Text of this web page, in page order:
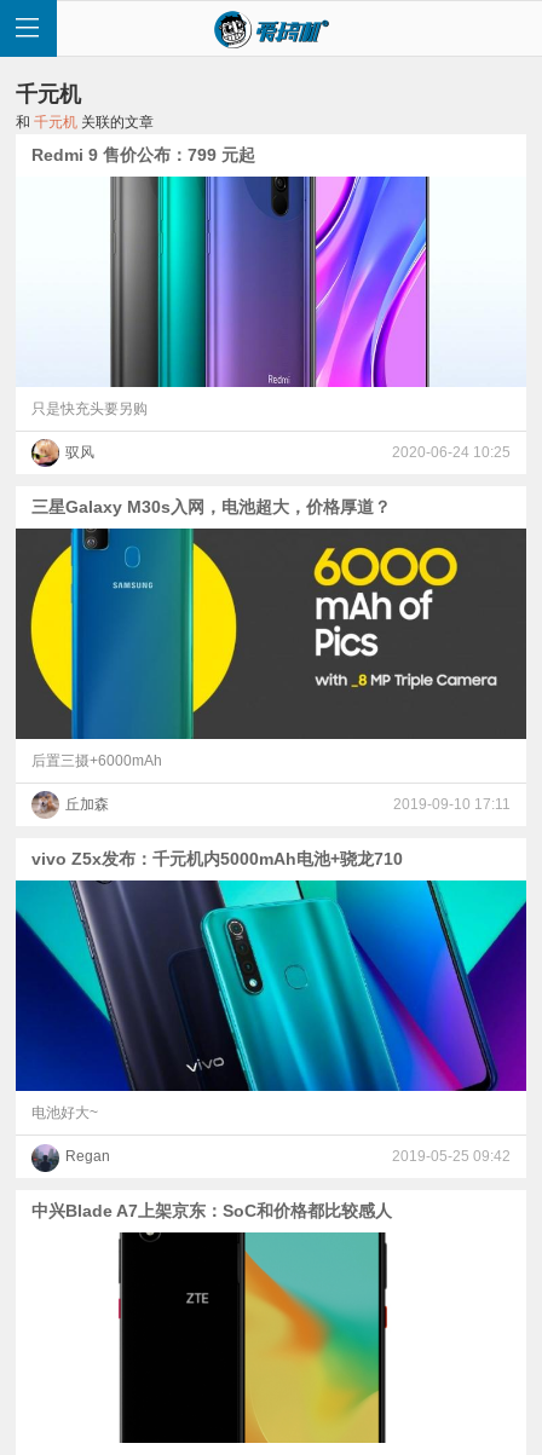
讯
评
测
频
普
验
千元机
和千元机 关联的文章
Redmi 9 售价公布：799 元起
只是快充头要另购
驭风 2020-06-24 10:25
三星Galaxy M30s入网，电池超大，价格厚道？
后置三摄+6000mAh
丘加森 2019-09-10 17:11
vivo Z5x发布：千元机内5000mAh电池+骁龙710
电池好大~
Regan 2019-05-25 09:42
中兴Blade A7上架京东：SoC和价格都比较感人